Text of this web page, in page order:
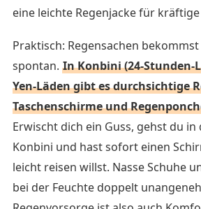
eine leichte Regenjacke für kräftige
Praktisch: Regensachen
spontan. In Konbini (24-Stunden-
Yen-Läden gibt es durchsichtige
Taschenschirme und
Erwischt dich ein Guss, gehst du in
Konbini und hast sofort einen
leicht reisen willst. Nasse Schuhe
bei der Feuchte doppelt